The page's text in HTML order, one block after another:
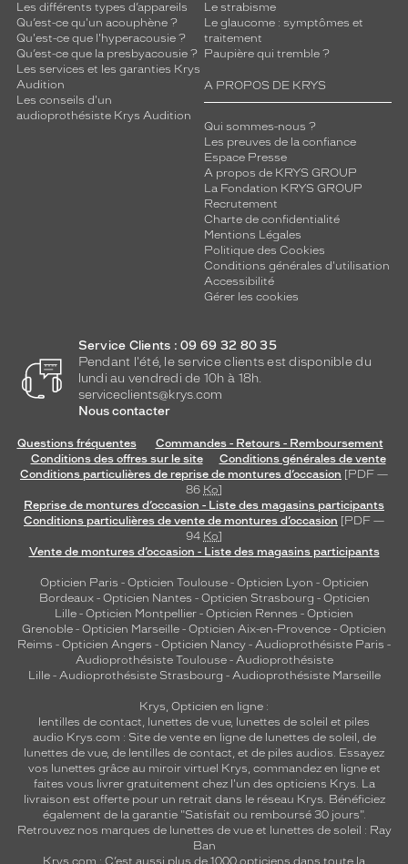
Les différents types d’appareils
Qu’est-ce qu'un acouphène ?
Qu'est-ce que l'hyperacousie ?
Qu’est-ce que la presbyacousie ?
Les services et les garanties Krys
Audition
Les conseils d'un
audioprothésiste Krys Audition
Le strabisme
Le glaucome : symptômes et
traitement
Paupière qui tremble ?
A PROPOS DE KRYS
Qui sommes-nous ?
Les preuves de la confiance
Espace Presse
A propos de KRYS GROUP
La Fondation KRYS GROUP
Recrutement
Charte de confidentialité
Mentions Légales
Politique des Cookies
Conditions générales d'utilisation
Accessibilité
Gérer les cookies
Service Clients : 09 69 32 80 35
Pendant l'été, le service clients est disponible du
lundi au vendredi de 10h à 18h.
serviceclients@krys.com
Nous contacter
Questions fréquentes
Commandes - Retours - Remboursement
Conditions des offres sur le site
Conditions générales de vente
Conditions particulières de reprise de montures d’occasion [PDF —
86 Ko]
Reprise de montures d’occasion - Liste des magasins participants
Conditions particulières de vente de montures d’occasion [PDF —
94 Ko]
Vente de montures d’occasion - Liste des magasins participants
Opticien Paris - Opticien Toulouse- Opticien Lyon - Opticien
Bordeaux- Opticien Nantes - Opticien Strasbourg - Opticien
Lille - Opticien Montpellier - Opticien Rennes - Opticien
Grenoble - Opticien Marseille - Opticien Aix-en-Provence - Opticien
Reims - Opticien Angers - Opticien Nancy - Audioprothésiste Paris -
Audioprothésiste Toulouse- Audioprothésiste
Lille- Audioprothésiste Strasbourg - Audioprothésiste Marseille
Krys, Opticien en ligne :
lentilles de contact, lunettes de vue, lunettes de soleil et piles
audio Krys.com : Site de vente en ligne de lunettes de soleil, de
lunettes de vue, de lentilles de contact, et de piles audios. Essayez
vos lunettes grâce au miroir virtuel Krys, commandez en ligne et
faites vous livrer gratuitement chez l'un des opticiens Krys. La
livraison est offerte pour un retrait dans le réseau Krys. Bénéficiez
également de la garantie "Satisfait ou remboursé 30 jours".
Retrouvez nos marques de lunettes de vue et lunettes de soleil : Ray
Ban
Krys.com : C’est aussi plus de 1000 opticiens dans toute la